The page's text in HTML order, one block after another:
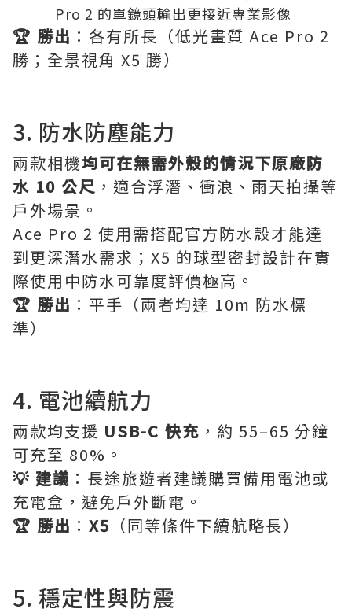
Pro 2 的單鏡頭輸出更接近專業影像
🏆 勝出 ：各有所長（低光畫質 Ace Pro 2
勝；全景視角 X5 勝）
3. 防水防塵能力
兩款相機均可在無需外殼的情況下原廠防
水 10 公尺 ，適合浮潛、衝浪、雨天拍攝等
戶外場景。
Ace Pro 2 使用需搭配官方防水殼才能達
到更深潛水需求；X5 的球型密封設計在實
際使用中防水可靠度評價極高。
🏆 勝出 ：平手（兩者均達 10m 防水標
準）
4. 電池續航力
兩款均支援 USB-C 快充 ，約 55–65 分鐘
可充至 80%。
💡 建議 ：長途旅遊者建議購買備用電池或
充電盒，避免戶外斷電。
🏆 勝出 ： X5 （同等條件下續航略長）
5. 穩定性與防震